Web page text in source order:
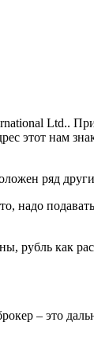
Ltd..
этот нам
ряд
надо
рубль как
– это